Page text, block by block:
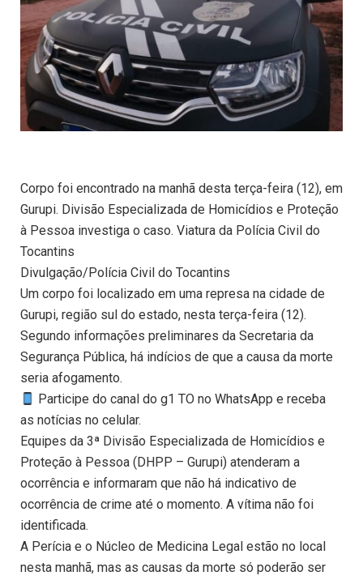
Corpo foi encontrado na manhã desta terça-feira (12), em
Gurupi. Divisão Especializada de Homicídios e Proteção
à Pessoa investiga o caso. Viatura da Polícia Civil do
Tocantins
Divulgação/Polícia Civil do Tocantins
Um corpo foi localizado em uma represa na cidade de
Gurupi, região sul do estado, nesta terça-feira (12).
Segundo informações preliminares da Secretaria da
Segurança Pública, há indícios de que a causa da morte
seria afogamento.
Participe do canal do g1 TO no WhatsApp e receba
as notícias no celular.
Equipes da 3ª Divisão Especializada de Homicídios e
Proteção à Pessoa (DHPP – Gurupi) atenderam a
ocorrência e informaram que não há indicativo de
ocorrência de crime até o momento. A vítima não foi
identificada.
A Perícia e o Núcleo de Medicina Legal estão no local
nesta manhã, mas as causas da morte só poderão ser